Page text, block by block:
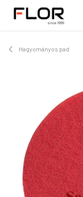
Hagyományos pad